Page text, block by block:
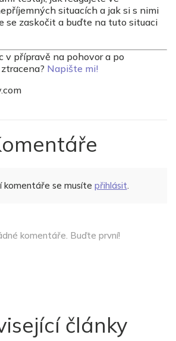
situacích a jak si s nimi
se zaskočit a buďte na tuto situaci
v přípravě na pohovor a po
Napište mi!
komentáře se musíte přihlásit.
komentáře. Buďte první!
články